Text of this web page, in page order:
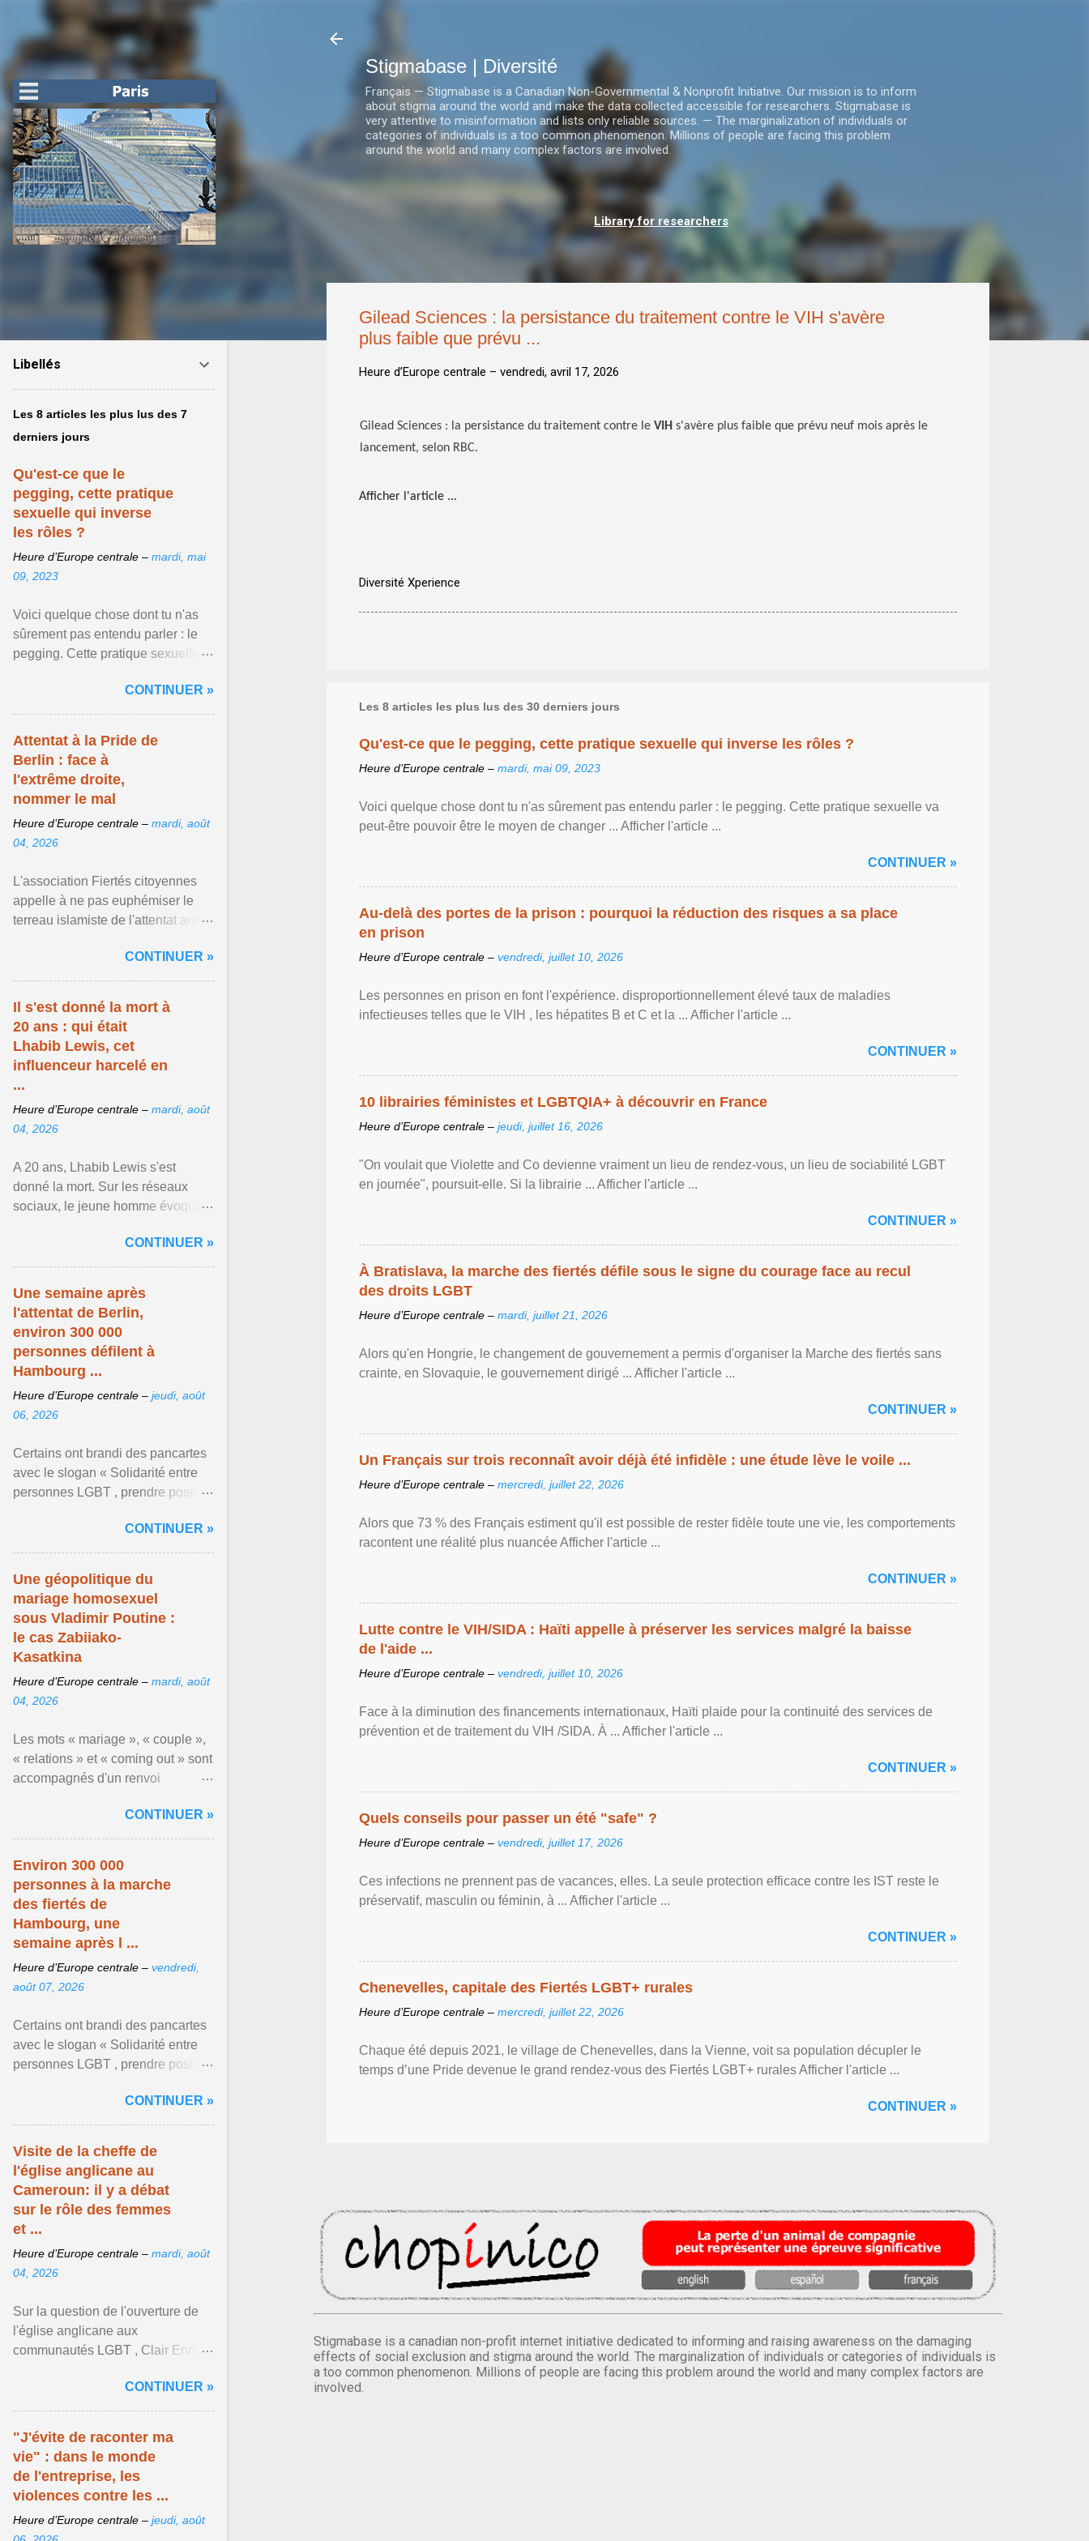
Stigmabase | Diversité
Français — Stigmabase is a Canadian Non-Governmental & Nonprofit Initiative. Our mission is to inform
about stigma around the world and make the data collected accessible for researchers. Stigmabase is
very attentive to misinformation and lists only reliable sources. — The marginalization of individuals or
categories of individuals is a too common phenomenon. Millions of people are facing this problem
around the world and many complex factors are involved.
Library for researchers
Gilead Sciences : la persistance du traitement contre le VIH s'avère
plus faible que prévu ...
Heure d’Europe centrale – vendredi, avril 17, 2026
Gilead Sciences : la persistance du traitement contre le VIH s'avère plus faible que prévu neuf mois après le
lancement, selon RBC.
Afficher l'article ...
Diversité Xperience
Les 8 articles les plus lus des 30 derniers jours
Qu'est-ce que le pegging, cette pratique sexuelle qui inverse les rôles ?
Heure d’Europe centrale – mardi, mai 09, 2023
Voici quelque chose dont tu n'as sûrement pas entendu parler : le pegging. Cette pratique sexuelle va
peut-être pouvoir être le moyen de changer ... Afficher l'article ...
CONTINUER »
Au-delà des portes de la prison : pourquoi la réduction des risques a sa place
en prison
Heure d’Europe centrale – vendredi, juillet 10, 2026
Les personnes en prison en font l'expérience. disproportionnellement élevé taux de maladies
infectieuses telles que le VIH , les hépatites B et C et la ... Afficher l'article ...
CONTINUER »
10 librairies féministes et LGBTQIA+ à découvrir en France
Heure d’Europe centrale – jeudi, juillet 16, 2026
"On voulait que Violette and Co devienne vraiment un lieu de rendez-vous, un lieu de sociabilité LGBT
en journée", poursuit-elle. Si la librairie ... Afficher l'article ...
CONTINUER »
À Bratislava, la marche des fiertés défile sous le signe du courage face au recul
des droits LGBT
Heure d’Europe centrale – mardi, juillet 21, 2026
Alors qu'en Hongrie, le changement de gouvernement a permis d'organiser la Marche des fiertés sans
crainte, en Slovaquie, le gouvernement dirigé ... Afficher l'article ...
CONTINUER »
Un Français sur trois reconnaît avoir déjà été infidèle : une étude lève le voile ...
Heure d’Europe centrale – mercredi, juillet 22, 2026
Alors que 73 % des Français estiment qu'il est possible de rester fidèle toute une vie, les comportements
racontent une réalité plus nuancée Afficher l'article ...
CONTINUER »
Lutte contre le VIH/SIDA : Haïti appelle à préserver les services malgré la baisse
de l'aide ...
Heure d’Europe centrale – vendredi, juillet 10, 2026
Face à la diminution des financements internationaux, Haïti plaide pour la continuité des services de
prévention et de traitement du VIH /SIDA. À ... Afficher l'article ...
CONTINUER »
Quels conseils pour passer un été "safe" ?
Heure d’Europe centrale – vendredi, juillet 17, 2026
Ces infections ne prennent pas de vacances, elles. La seule protection efficace contre les IST reste le
préservatif, masculin ou féminin, à ... Afficher l'article ...
CONTINUER »
Chenevelles, capitale des Fiertés LGBT+ rurales
Heure d’Europe centrale – mercredi, juillet 22, 2026
Chaque été depuis 2021, le village de Chenevelles, dans la Vienne, voit sa population décupler le
temps d’une Pride devenue le grand rendez-vous des Fiertés LGBT+ rurales Afficher l'article ...
CONTINUER »
Stigmabase is a canadian non-profit internet initiative dedicated to informing and raising awareness on the damaging
effects of social exclusion and stigma around the world. The marginalization of individuals or categories of individuals is
a too common phenomenon. Millions of people are facing this problem around the world and many complex factors are
involved.
Libellés
Les 8 articles les plus lus des 7
derniers jours
Qu'est-ce que le
pegging, cette pratique
sexuelle qui inverse
les rôles ?
Heure d’Europe centrale – mardi, mai
09, 2023
Voici quelque chose dont tu n'as
sûrement pas entendu parler : le
pegging. Cette pratique sexuelle
de changer ... Afficher l'article ...
CONTINUER »
Attentat à la Pride de
Berlin : face à
l'extrême droite,
nommer le mal
Heure d’Europe centrale – mardi, août
04, 2026
L'association Fiertés citoyennes
appelle à ne pas euphémiser le
terreau islamiste de l'attentat anti-
de Berlin ... Afficher l'article ...
CONTINUER »
Il s'est donné la mort à
20 ans : qui était
Lhabib Lewis, cet
influenceur harcelé en
...
Heure d’Europe centrale – mardi, août
04, 2026
A 20 ans, Lhabib Lewis s'est
donné la mort. Sur les réseaux
sociaux, le jeune homme évoquait
santé mentale, sa sexualité et
Afficher l'article ...
CONTINUER »
Une semaine après
l'attentat de Berlin,
environ 300 000
personnes défilent à
Hambourg ...
Heure d’Europe centrale – jeudi, août
06, 2026
Certains ont brandi des pancartes
avec le slogan « Solidarité entre
personnes LGBT , prendre position
raison de l ... Afficher l'article ...
CONTINUER »
Une géopolitique du
mariage homosexuel
sous Vladimir Poutine :
le cas Zabiiako-
Kasatkina
Heure d’Europe centrale – mardi, août
04, 2026
Les mots « mariage », « couple »,
« relations » et « coming out » sont
accompagnés d'un renvoi
mouvement LGBT ... Afficher
l'article ...
CONTINUER »
Environ 300 000
personnes à la marche
des fiertés de
Hambourg, une
semaine après l ...
Heure d’Europe centrale – vendredi,
août 07, 2026
Certains ont brandi des pancartes
avec le slogan « Solidarité entre
personnes LGBT , prendre position
organisateurs ... Afficher l'article ...
CONTINUER »
Visite de la cheffe de
l'église anglicane au
Cameroun: il y a débat
sur le rôle des femmes
et ...
Heure d’Europe centrale – mardi, août
04, 2026
Sur la question de l'ouverture de
l'église anglicane aux
communautés LGBT , Clair Enrick
une position tranchée. Afficher
l'article ...
CONTINUER »
"J'évite de raconter ma
vie" : dans le monde
de l'entreprise, les
violences contre les ...
Heure d’Europe centrale – jeudi, août